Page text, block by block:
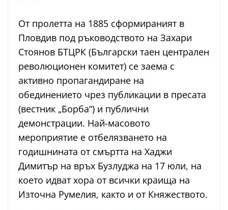
От пролетта на 1885 сформираният в
Пловдив под ръководството на Захари
Стоянов БТЦРК (Български таен централен
революционен комитет) се заема с
активно пропагандиране на
обединението чрез публикации в пресата
(вестник „Борба“) и публични
демонстрации. Най-масовото
мероприятие е отбелязването на
годишнината от смъртта на Хаджи
Димитър на връх Бузлуджа на 17 юли, на
което идват хора от всички краища на
Източна Румелия, както и от Княжеството.